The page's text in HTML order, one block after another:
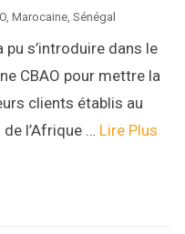
Marocaine Sénégal
s’introduire dans le
CBAO pour mettre la
clients établis au
l’Afrique … Lire Plus